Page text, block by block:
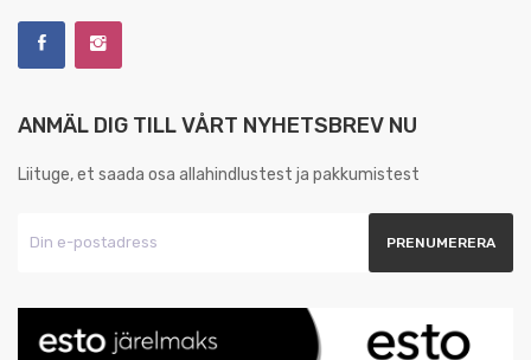
ANMÄL DIG TILL VÅRT NYHETSBREV NU
Liituge, et saada osa allahindlustest ja pakkumistest